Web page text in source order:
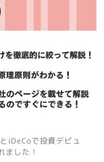
iDeCoで投資デビュ
した！